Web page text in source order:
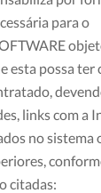
para o
esta possa ter
links com a
no sistema
citadas: